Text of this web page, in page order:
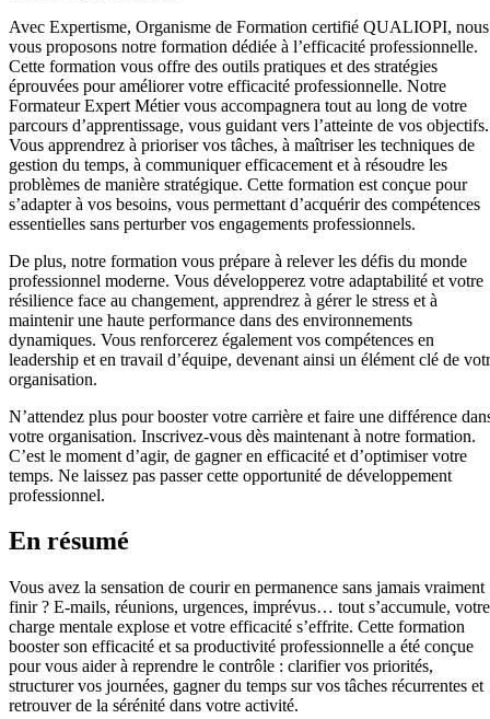
Avec Expertisme, Organisme de Formation certifié QUALIOPI, nous
vous proposons notre formation dédiée à l’efficacité professionnelle.
Cette formation vous offre des outils pratiques et des stratégies
éprouvées pour améliorer votre efficacité professionnelle. Notre
Formateur Expert Métier vous accompagnera tout au long de votre
parcours d’apprentissage, vous guidant vers l’atteinte de vos objectifs.
Vous apprendrez à prioriser vos tâches, à maîtriser les techniques de
gestion du temps, à communiquer efficacement et à résoudre les
problèmes de manière stratégique. Cette formation est conçue pour
s’adapter à vos besoins, vous permettant d’acquérir des compétences
essentielles sans perturber vos engagements professionnels.
De plus, notre formation vous prépare à relever les défis du monde
professionnel moderne. Vous développerez votre adaptabilité et votre
résilience face au changement, apprendrez à gérer le stress et à
maintenir une haute performance dans des environnements
dynamiques. Vous renforcerez également vos compétences en
leadership et en travail d’équipe, devenant ainsi un élément clé de
organisation.
N’attendez plus pour booster votre carrière et faire une différence
votre organisation. Inscrivez-vous dès maintenant à notre formation.
C’est le moment d’agir, de gagner en efficacité et d’optimiser votre
temps. Ne laissez pas passer cette opportunité de développement
professionnel.
En résumé
Vous avez la sensation de courir en permanence sans jamais vraiment
finir ? E-mails, réunions, urgences, imprévus… tout s’accumule, votre
charge mentale explose et votre efficacité s’effrite. Cette formation
booster son efficacité et sa productivité professionnelle a été conçue
pour vous aider à reprendre le contrôle : clarifier vos priorités,
structurer vos journées, gagner du temps sur vos tâches récurrentes et
retrouver de la sérénité dans votre activité.